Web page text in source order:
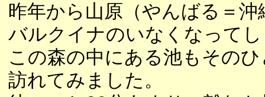
昨年から山原（やんばる＝
バルクイナのいなくなって
この森の中にある池もその
訪れてみました。